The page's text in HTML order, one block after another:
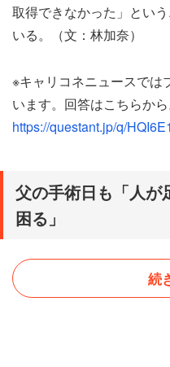
取得できなかった」とい
いる。（文：林加奈）
※キャリコネニュースでは
います。回答はこちらから
https://questant.jp/q/
父の手術日も「人が
困る」
続